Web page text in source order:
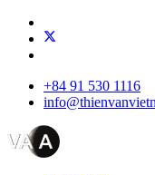
+84 91 530 1116